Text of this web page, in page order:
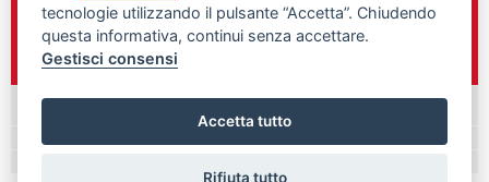
0931/461760
348/9897292
Palazzolo Acreide
tecnologie utilizzando il pulsante “Accetta”. Chiudendo
questa informativa, continui senza accettare.
Gestisci consensi
Accetta tutto
Rifiuta tutto